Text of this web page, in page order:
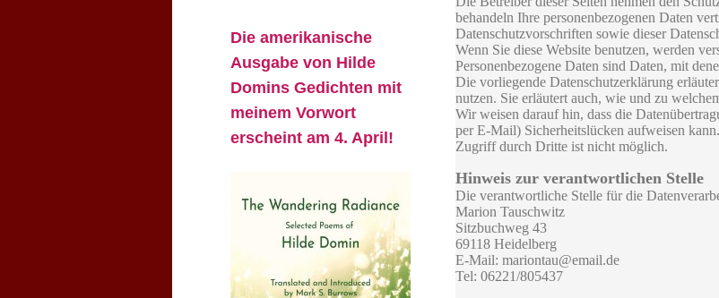
behandeln Ihre personenbezogenen Daten
Datenschutzvorschriften sowie dieser
Wenn Sie diese Website benutzen, werden
Personenbezogene Daten sind Daten, mit
Die vorliegende Datenschutzerklärung
nutzen. Sie erläutert auch, wie und zu
Wir weisen darauf hin, dass die
per E-Mail) Sicherheitslücken aufweisen
Zugriff durch Dritte ist nicht möglich.
Hinweis zur verantwortlichen Stelle
Die verantwortliche Stelle für die
Marion Tauschwitz
Sitzbuchweg 43
69118 Heidelberg
E-Mail: mariontau@email.de
Tel: 06221/805437
Die amerikanische
Ausgabe von Hilde
Domins Gedichten mit
meinem Vorwort
erscheint am 4. April!